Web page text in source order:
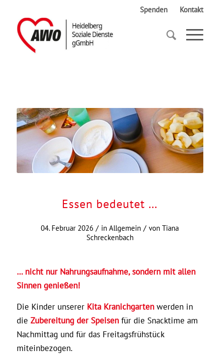
Spenden Kontakt
Startseite Essen bedeutet …
Essen bedeutet …
04. Februar 2026 / inAllgemein / vonTiana
Schreckenbach
… nicht nur Nahrungsaufnahme, sondern mit allen
Sinnen genießen!
Die Kinder unserer Kita Kranichgartenwerden in
die Zubereitung der Speisenfür die Snacktime am
Nachmittag und für das Freitagsfrühstück
miteinbezogen.